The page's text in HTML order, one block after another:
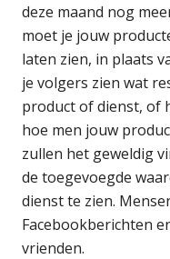
deze maand nog
moet je jouw
laten zien, in plaats
je volgers zien wat
product of dienst, of
hoe men jouw
zullen het geweldig
de toegevoegde
dienst te zien.
Facebookberichten
vrienden.